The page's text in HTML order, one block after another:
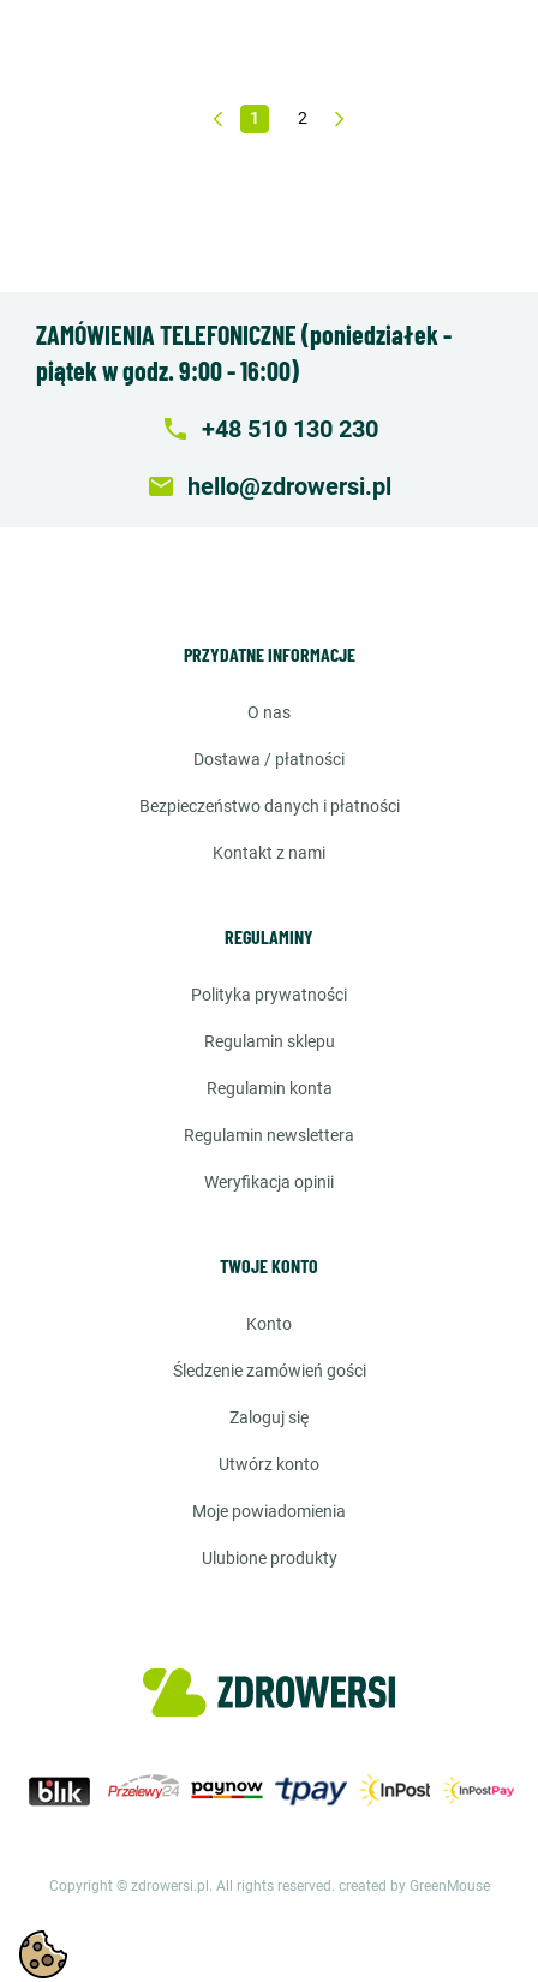
1 2
ZAMÓWIENIA TELEFONICZNE (poniedziałek -
piątek w godz. 9:00 - 16:00)
local_phone +48 510 130 230
email hello@zdrowersi.pl
PRZYDATNE INFORMACJE
o nas
dostawa / płatności
bezpieczeństwo danych i płatności
kontakt z nami
REGULAMINY
polityka prywatności
regulamin sklepu
regulamin konta
regulamin newslettera
weryfikacja opinii
TWOJE KONTO
konto
śledzenie zamówień gości
zaloguj się
utwórz konto
moje powiadomienia
ulubione produkty
Copyright © zdrowersi.pl. All rights reserved. created by GreenMouse